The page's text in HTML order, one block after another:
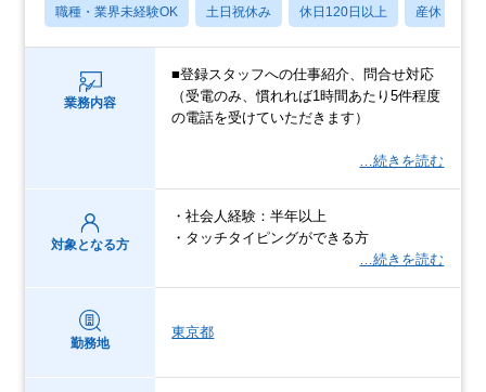
職種・業界未経験OK 土日祝休み 休日120日以上 産休・育休
業務内容
■登録スタッフへの仕事紹介、問合せ対応
（受電のみ、慣れれば1時間あたり5件程度
の電話を受けていただきます）
…続きを読む
対象となる方
・社会人経験：半年以上
・タッチタイピングができる方
…続きを読む
勤務地
東京都